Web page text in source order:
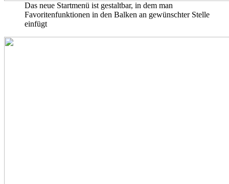
Das neue Startmenü ist gestaltbar, in dem man
Favoritenfunktionen in den Balken an gewünschter Stelle
einfügt